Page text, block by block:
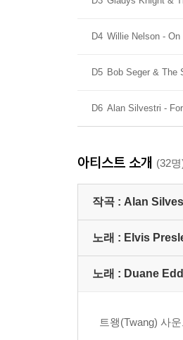
D4 Willie Nelson - On
D5 Bob Seger & The
D6 Alan Silvestri -
아티스트 소개 (32명
작곡 : Alan
노래 : Elvis
노래 : Duane
트왱(Twang) 사